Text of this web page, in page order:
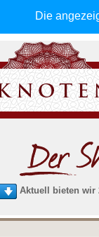
Die
Aktuell bieten wir